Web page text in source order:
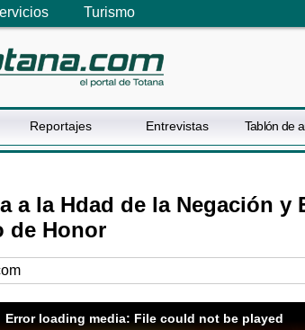
Turismo
Reportajes Entrevistas Tablón de
a la Hdad de la Negación y
de Honor
Error loading media: File could not be played